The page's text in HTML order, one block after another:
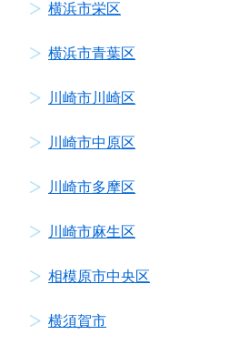
横浜市栄区
横浜市青葉区
川崎市川崎区
川崎市中原区
川崎市多摩区
川崎市麻生区
相模原市中央区
横須賀市